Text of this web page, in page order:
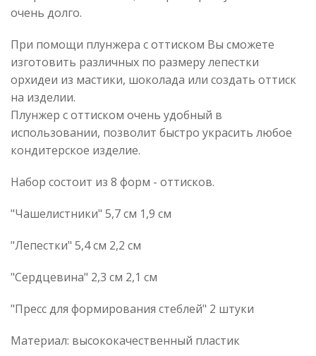
очень долго.
При помощи плунжера с оттиском Вы сможете
изготовить различных по размеру лепестки
орхидеи из мастики, шоколада или создать оттиск
на изделии.
Плунжер с оттиском очень удобный в
использовании, позволит быстро украсить любое
кондитерское изделие.
Набор состоит из 8 форм - оттисков.
"Чашелистники" 5,7 см 1,9 см
"Лепестки" 5,4 см 2,2 см
"Сердцевина" 2,3 см 2,1 см
"Пресс для формирования стеблей" 2 штуки
Материал: высококачественный пластик